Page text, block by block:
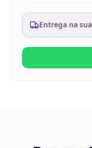
Entrega na